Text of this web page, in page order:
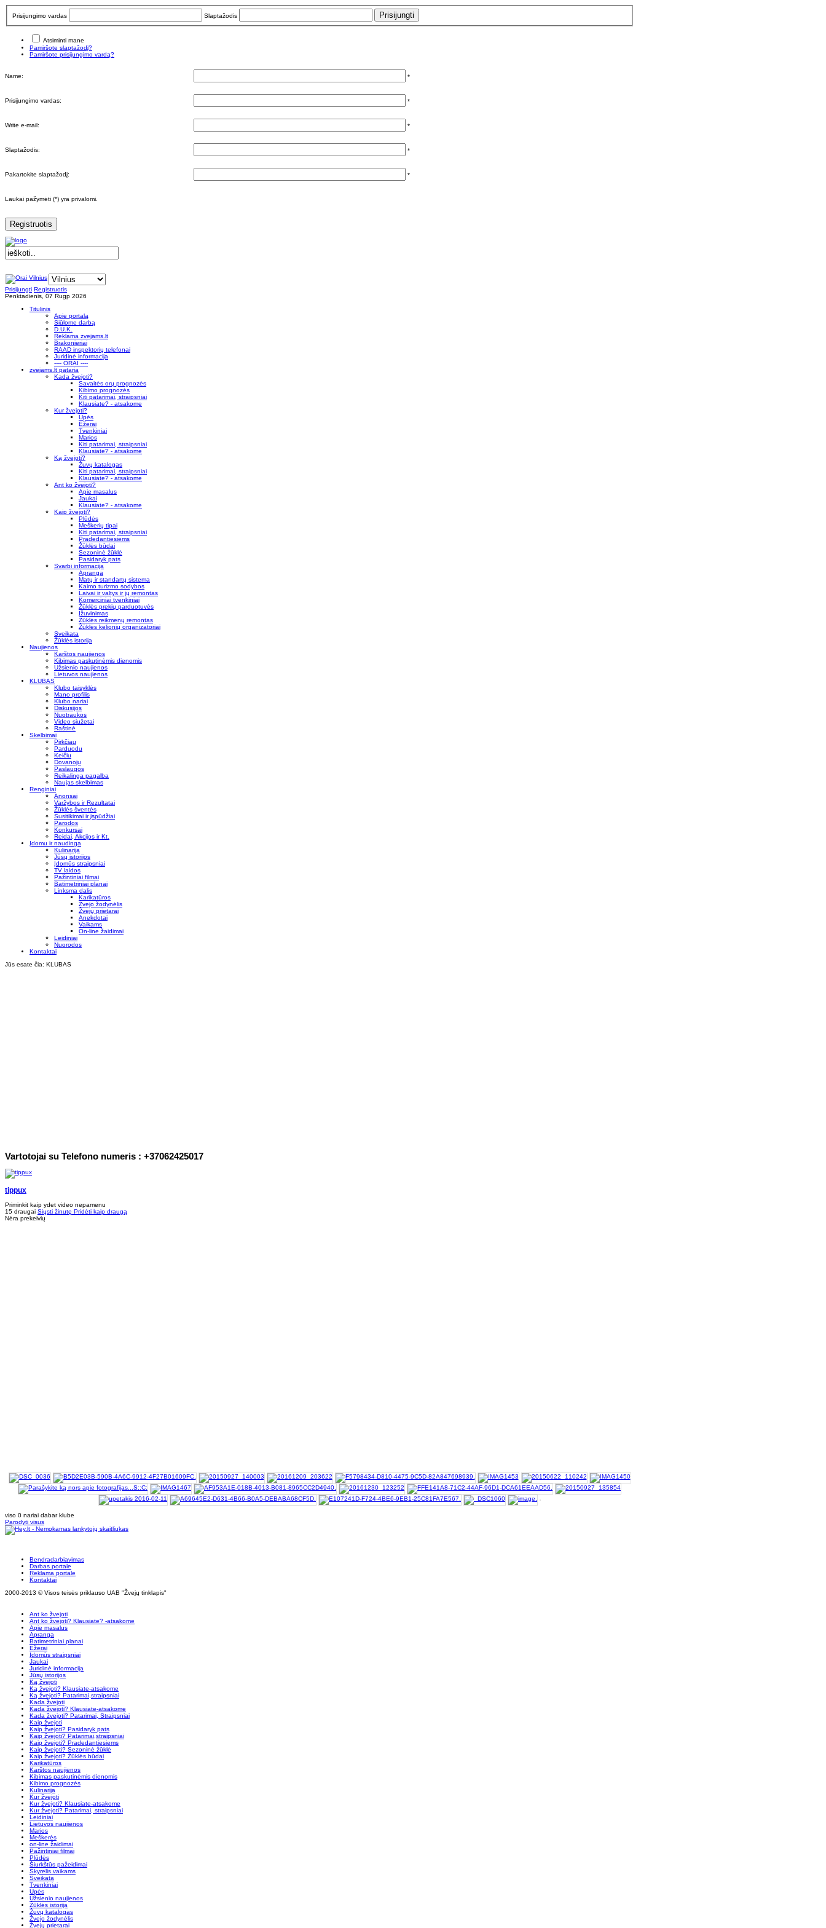
Prisijungimo vardas Slaptažodis
Atsiminti mane
Pamiršote slaptažodį?
Pamiršote prisijungimo vardą?
Name: *
Prisijungimo vardas: *
Write e-mail: *
Slaptažodis: *
Pakartokite slaptažodį: *
Laukai pažymėti (*) yra privalomi.
Registruotis
Prisijungti Registruotis
Penktadienis, 07 Rugp 2026
Titulinis
Apie portalą
Siūlome darbą
D.U.K.
Reklama zvejams.lt
Brakonieriai
RAAD inspektorių telefonai
Juridinė informacija
---- ORAI ----
zvejams.lt pataria
Kada žvejoti?
Savaitės orų prognozės
Kibimo prognozės
Kiti patarimai, straipsniai
Klausiate? - atsakome
Kur žvejoti?
Upės
Ežerai
Tvenkiniai
Marios
Kiti patarimai, straipsniai
Klausiate? - atsakome
Ką žvejoti?
Žuvų katalogas
Kiti patarimai, straipsniai
Klausiate? - atsakome
Ant ko žvejoti?
Apie masalus
Jaukai
Klausiate? - atsakome
Kaip žvejoti?
Plūdės
Meškerių tipai
Kiti patarimai, straipsniai
Pradedantiesiems
Žūklės būdai
Sezoninė žūklė
Pasidaryk pats
Svarbi informacija
Apranga
Matų ir standartų sistema
Kaimo turizmo sodybos
Laivai ir valtys ir jų remontas
Komerciniai tvenkiniai
Žūklės prekių parduotuvės
Įžuvinimas
Žūklės reikmenų remontas
Žūklės kelionių organizatoriai
Sveikata
Žūklės istorija
Naujienos
Karštos naujienos
Kibimas paskutinėmis dienomis
Užsienio naujienos
Lietuvos naujienos
KLUBAS
Klubo taisyklės
Mano profilis
Klubo nariai
Diskusijos
Nuotraukos
Video siužetai
Raštinė
Skelbimai
Pirkčiau
Parduodu
Keičiu
Dovanoju
Paslaugos
Reikalinga pagalba
Naujas skelbimas
Renginiai
Anonsai
Varžybos ir Rezultatai
Žūklės šventės
Susitikimai ir įspūdžiai
Parodos
Konkursai
Reidai, Akcijos ir Kt.
Įdomu ir naudinga
Kulinarija
Jūsų istorijos
Įdomūs straipsniai
TV laidos
Pažintiniai filmai
Batimetriniai planai
Linksma dalis
Karikatūros
Žvejo žodynėlis
Žvejų prietarai
Anekdotai
Vaikams
On-line žaidimai
Leidiniai
Nuorodos
Kontaktai
Jūs esate čia: KLUBAS
Vartotojai su Telefono numeris : +37062425017
tippux
Priminkit kaip ydet video nepamenu
15 draugai Siųsti žinutę Pridėti kaip draugą
Nėra prekeivių
viso 0 nariai dabar klube
Parodyti visus
Bendradarbiavimas
Darbas portale
Reklama portale
Kontaktai
2000-2013 © Visos teisės priklauso UAB "Žvejų tinklapis"
Ant ko žvejoti
Ant ko žvejoti? Klausiate? -atsakome
Apie masalus
Apranga
Batimetriniai planai
Ežerai
Įdomūs straipsniai
Jaukai
Juridinė informacija
Jūsų istorijos
Ką žvejoti
Ką žvejoti? Klausiate-atsakome
Ką žvejoti? Patarimai,straipsniai
Kada žvejoti
Kada žvejoti? Klausiate-atsakome
Kada žvejoti? Patarimai, Straipsniai
Kaip žvejoti
Kaip žvejoti? Pasidaryk pats
Kaip žvejoti? Patarimai,straipsniai
Kaip žvejoti? Pradedantiesiems
Kaip žvejoti? Sezoninė žūklė
Kaip žvejoti? Žūklės būdai
Karikatūros
Karštos naujienos
Kibimas paskutinėmis dienomis
Kibimo prognozės
Kulinarija
Kur žvejoti
Kur žvejoti? Klausiate-atsakome
Kur žvejoti? Patarimai, straipsniai
Leidiniai
Lietuvos naujienos
Marios
Meškerės
on-line žaidimai
Pažintiniai filmai
Plūdės
Šiurkštūs pažeidimai
Skyrelis vaikams
Sveikata
Tvenkiniai
Upės
Užsienio naujienos
Žūklės istorija
Žuvų katalogas
Žvejo žodynėlis
Žvejų prietarai